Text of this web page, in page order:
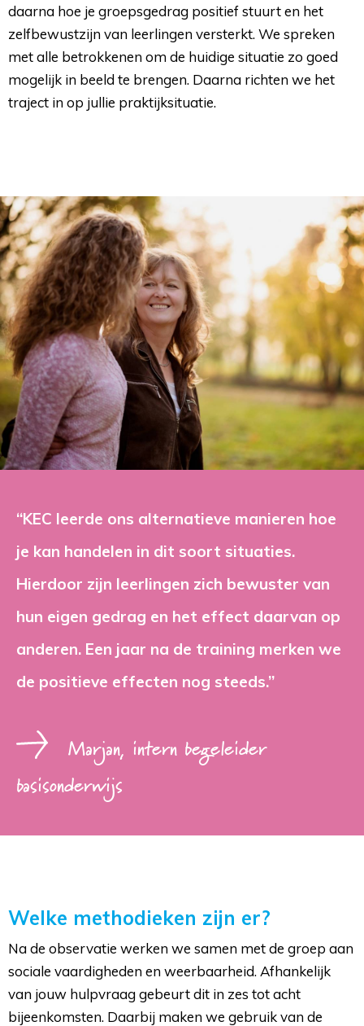
daarna hoe je groepsgedrag positief stuurt en het
zelfbewustzijn van leerlingen versterkt. We spreken
met alle betrokkenen om de huidige situatie zo goed
mogelijk in beeld te brengen. Daarna richten we het
traject in op jullie praktijksituatie.
“KEC leerde ons alternatieve manieren hoe
je kan handelen in dit soort situaties.
Hierdoor zijn leerlingen zich bewuster van
hun eigen gedrag en het effect daarvan op
anderen. Een jaar na de training merken we
de positieve effecten nog steeds.”
Marjan, intern begeleider
basisonderwijs
Welke methodieken zijn er?
Na de observatie werken we samen met de groep aan
sociale vaardigheden en weerbaarheid. Afhankelijk
van jouw hulpvraag gebeurt dit in zes tot acht
bijeenkomsten. Daarbij maken we gebruik van de